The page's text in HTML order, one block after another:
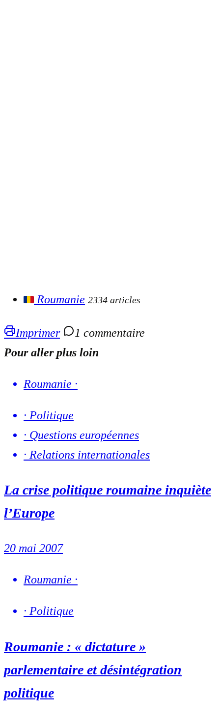
Roumanie 2334 articles
Imprimer
1 commentaire
Pour aller plus loin
Roumanie ·
· Politique
· Questions européennes
· Relations internationales
La crise politique roumaine inquiète
l’Europe
20 mai 2007
Roumanie ·
· Politique
Roumanie : « dictature »
parlementaire et désintégration
politique